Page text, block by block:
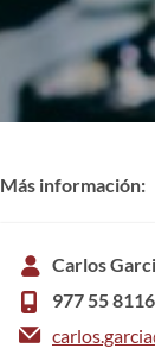
Más información:
Carlos
977 55 8116